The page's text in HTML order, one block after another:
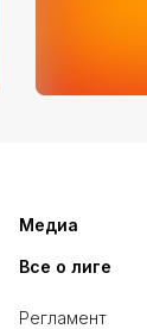
Все о лиге
Регламент
Медиа